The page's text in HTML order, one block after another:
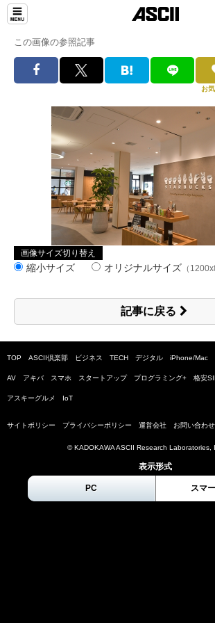
この画像の参照記事
お
画像サイズ切り替え
縮小サイズ オリジナルサイズ （
記事に戻る
TOP ASCII倶楽部 ビジネス TECH デジタル iPhone/Mac
AV アキバ スマホ スタートアップ プログラミング+ 格安
アスキーグルメ IoT
サイトポリシー プライバシーポリシー 運営会社 お問い合わせ
© KADOKAWA ASCII Research Laboratories,
表示形式
PC スマ